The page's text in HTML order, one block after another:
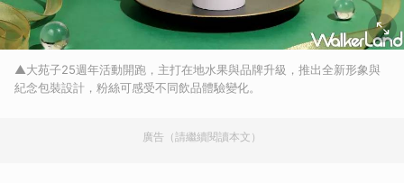
▲大苑子25週年活動開跑，主打在地水果與品牌升級，推出全新形象與
紀念包裝設計，粉絲可感受不同飲品體驗變化。
廣告（請繼續閱讀本文）